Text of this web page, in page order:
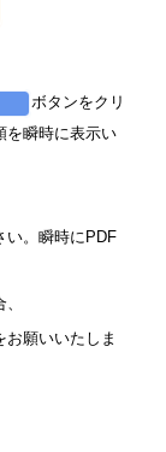
ボタンをクリ
を瞬時に表示い
い。瞬時にPDF
願いいたしま